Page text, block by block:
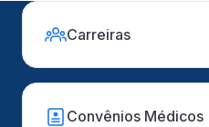
Carreiras
Convênios Médicos